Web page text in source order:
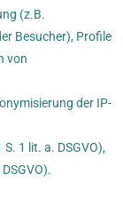
(z.B.
Besucher), Profile
von
der IP-
1 lit. a. DSGVO),